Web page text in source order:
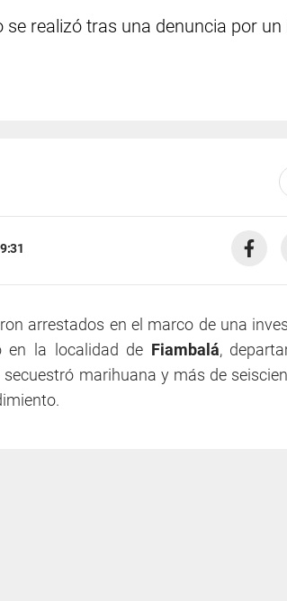
se realizó tras una denuncia por
arrestados en el marco de una
en la localidad de Fiambalá,
marihuana y más de